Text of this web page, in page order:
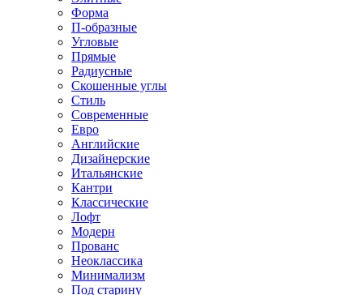
Форма
П-образные
Угловые
Прямые
Радиусные
Скошенные углы
Стиль
Современные
Евро
Английские
Дизайнерские
Итальянские
Кантри
Классические
Лофт
Модерн
Прованс
Неоклассика
Минимализм
Под старину